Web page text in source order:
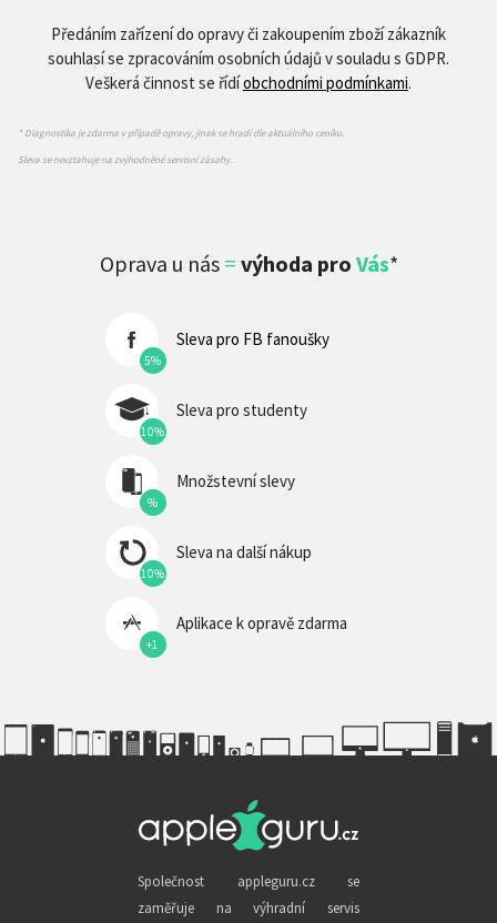
Předáním zařízení do opravy či zakoupením zboží zákazník
souhlasí se zpracováním osobních údajů v souladu s GDPR.
Veškerá činnost se řídíobchodními podmínkami.
* Diagnostika je zdarma v případě opravy, jinak se hradí dle aktuálního ceníku.
Sleva se nevztahuje na zvýhodněné servisní zásahy.
Oprava u nás = výhoda pro Vás*
5%
Sleva pro FB fanoušky
10%
Sleva pro studenty
%
Množstevní slevy
10%
Sleva na další nákup
+1
Aplikace k opravě zdarma
Společnost appleguru.cz se
zaměřuje na výhradní servis